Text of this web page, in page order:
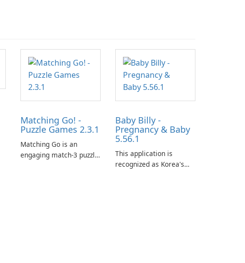
Matching Go! -
Puzzle Games 2.3.1
Matching Go is an
engaging match-3 puzzle
Baby Billy -
Pregnancy & Baby
5.56.1
This application is
recognized as Korea's